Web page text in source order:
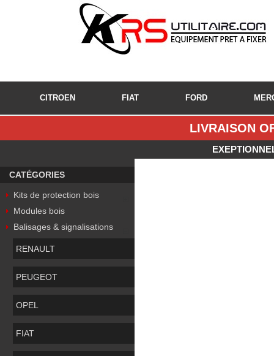
CITROEN FIAT FORD
LIVRAISON
CATÉGORIES
Kits de protection bois
Modules bois
Balisages & signalisations
RENAULT
PEUGEOT
OPEL
FIAT